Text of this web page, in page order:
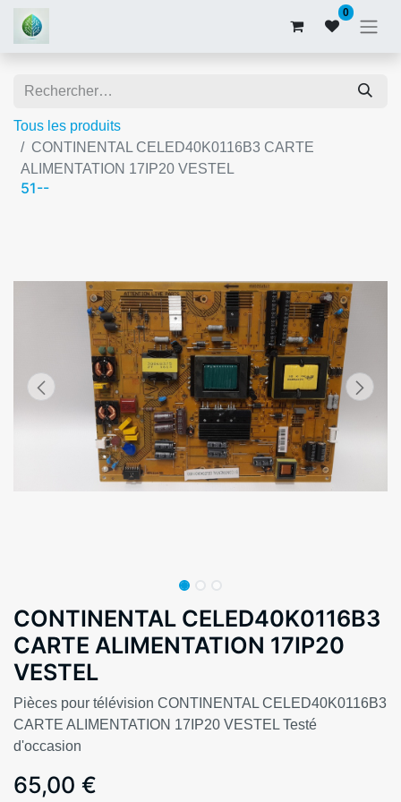
0
Tous les produits
CONTINENTAL CELED40K0116B3 CARTE
ALIMENTATION 17IP20 VESTEL
51--
CONTINENTAL CELED40K0116B3
CARTE ALIMENTATION 17IP20
VESTEL
Pièces pour télévision CONTINENTAL CELED40K0116B3
CARTE ALIMENTATION 17IP20 VESTEL Testé
d'occasion
65,00 €